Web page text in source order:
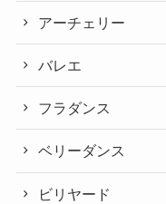
アーチェリー
バレエ
フラダンス
ベリーダンス
ビリヤード